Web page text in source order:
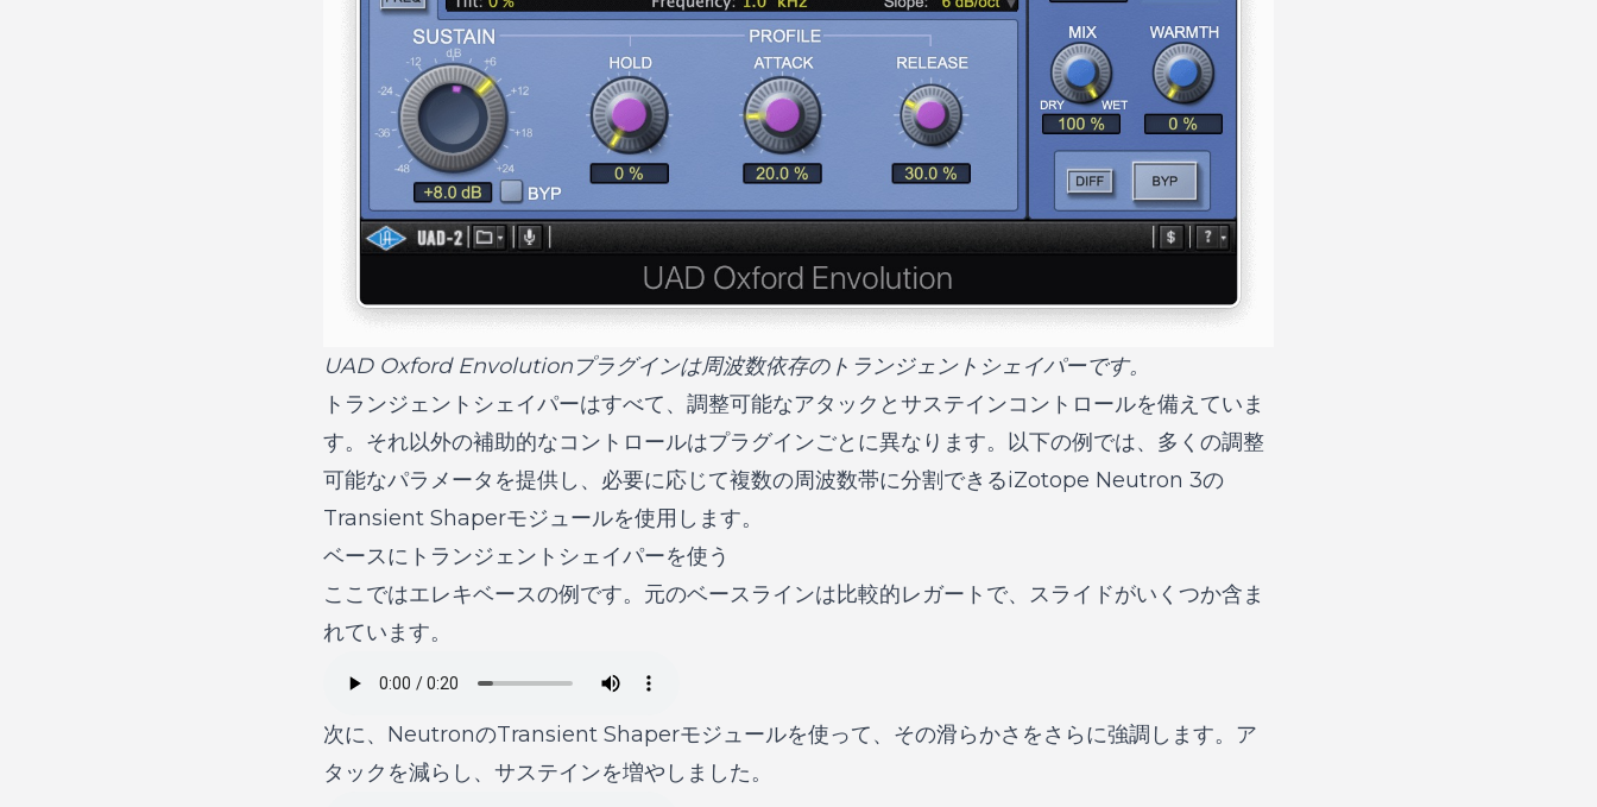
UAD Oxford Envolutionプラグインは周波数依存のトランジェントシェイパーです。
トランジェントシェイパーはすべて、調整可能なアタックとサステインコントロールを備えていま
す。それ以外の補助的なコントロールはプラグインごとに異なります。以下の例では、多くの調整
可能なパラメータを提供し、必要に応じて複数の周波数帯に分割できるiZotope Neutron 3の
Transient Shaperモジュールを使用します。
ベースにトランジェントシェイパーを使う
ここではエレキベースの例です。元のベースラインは比較的レガートで、スライドがいくつか含ま
れています。
次に、NeutronのTransient Shaperモジュールを使って、その滑らかさをさらに強調します。ア
タックを減らし、サステインを増やしました。